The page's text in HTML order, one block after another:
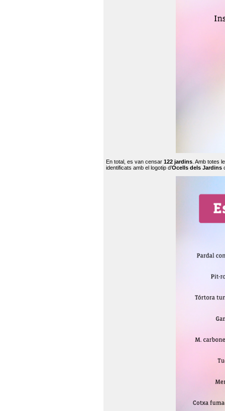
En total, es van censar 122 jardins . Amb totes
identificats amb el logotip d’Ocells dels Jardins